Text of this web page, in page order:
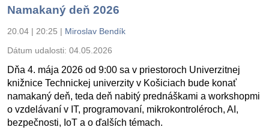
Namakaný deň 2026
20.04 | 20:25 | Miroslav Bendík
Dátum udalosti: 04.05.2026
Dňa 4. mája 2026 od 9:00 sa v priestoroch Univerzitnej
knižnice Technickej univerzity v Košiciach bude konať
namakaný deň, teda deň nabitý prednáškami a workshopmi
o vzdelávaní v IT, programovaní, mikrokontroléroch, AI,
bezpečnosti, IoT a o ďalších témach.